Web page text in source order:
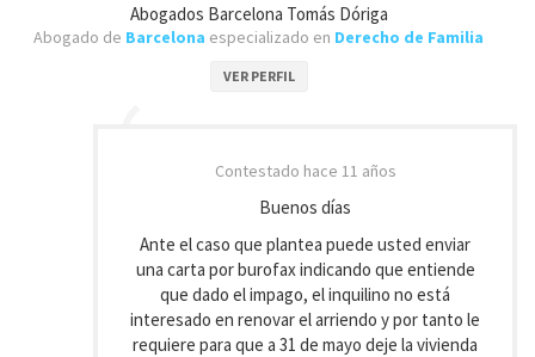
Abogados Barcelona Tomás Dóriga
Abogado de Barcelona especializado en Derecho de Familia
VER PERFIL
Contestado hace 11 años
Buenos días
Ante el caso que plantea puede usted enviar
una carta por burofax indicando que entiende
que dado el impago, el inquilino no está
interesado en renovar el arriendo y por tanto le
requiere para que a 31 de mayo deje la vivienda